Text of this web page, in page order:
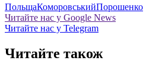
ПольщаКоморовськийПорошенко
Читайте нас у Google News
Читайте нас у Telegram
Читайте також